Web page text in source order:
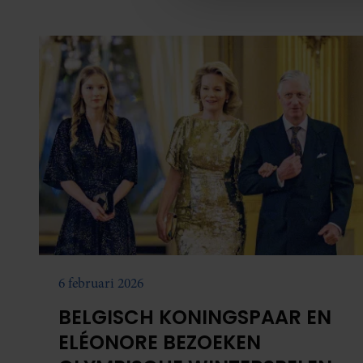
onze website blijft gebruiken.
6 februari 2026
BELGISCH KONINGSPAAR EN
ELÉONORE BEZOEKEN